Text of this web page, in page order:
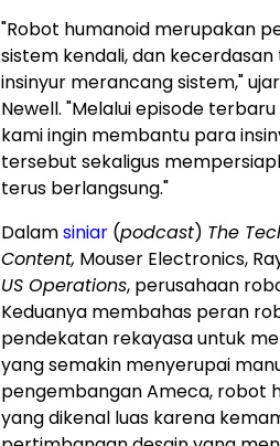
"Robot humanoid merupakan
sistem kendali, dan
insinyur merancang sistem," ujar
Newell. "Melalui episode terbaru
kami ingin membantu para
tersebut sekaligus
terus berlangsung."
Dalamsiniar (podcast) The
Content, Mouser Electronics,
US Operations, perusahaan
Keduanya membahas peran
pendekatan rekayasa untuk
yang semakin menyerupai
pengembangan Ameca, robot
yang dikenal luas karena